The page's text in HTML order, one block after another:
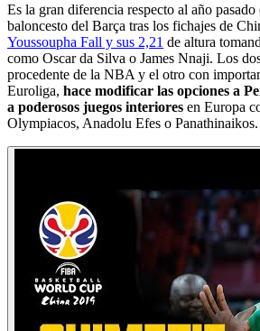
Es la gran diferencia respecto al año pasado
baloncesto del Barça tras los fichajes de
Youssoupha Fall y sus 2,21 de altura
como Oscar da Silva o James Nnaji. Los
procedente de la NBA y el otro con
Euroliga, hace modificar las opciones a
a poderosos juegos interiores en Europa
Olympiacos, Anadolu Efes o Panathinaikos.